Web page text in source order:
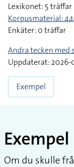
Lexikonet: 5 träffar
Korpusmaterial:
Enkäter: 0 träffar
Andra tecken med
Uppdaterat: 2026-
Exempel
Exempel
Om du skulle